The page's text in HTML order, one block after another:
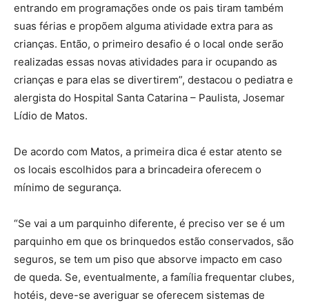
entrando em programações onde os pais tiram também
suas férias e propõem alguma atividade extra para as
crianças. Então, o primeiro desafio é o local onde serão
realizadas essas novas atividades para ir ocupando as
crianças e para elas se divertirem”, destacou o pediatra e
alergista do Hospital Santa Catarina – Paulista, Josemar
Lídio de Matos.
De acordo com Matos, a primeira dica é estar atento se
os locais escolhidos para a brincadeira oferecem o
mínimo de segurança.
“Se vai a um parquinho diferente, é preciso ver se é um
parquinho em que os brinquedos estão conservados, são
seguros, se tem um piso que absorve impacto em caso
de queda. Se, eventualmente, a família frequentar clubes,
hotéis, deve-se averiguar se oferecem sistemas de